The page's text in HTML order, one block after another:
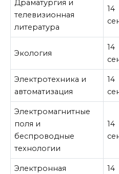
Драматургия и
телевизионная
литература
14
Экология
14
Электротехника и
автоматизация
14
Электромагнитные
поля и
беспроводные
технологии
14
Электронная
14